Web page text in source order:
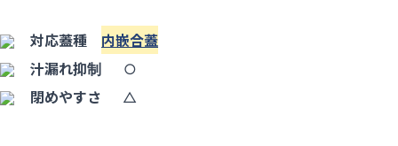
対応蓋種 内嵌合蓋
汁漏れ抑制
○
閉めやすさ
△